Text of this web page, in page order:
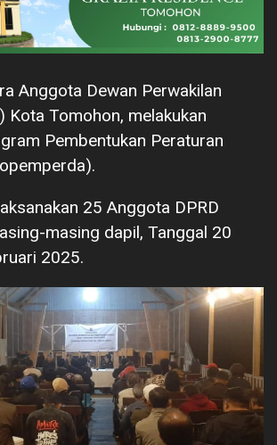
Anggota Dewan Perwakilan
Kota Tomohon, melakukan
Pembentukan Peraturan
25 Anggota DPRD
masing dapil, Tanggal 20
2025.